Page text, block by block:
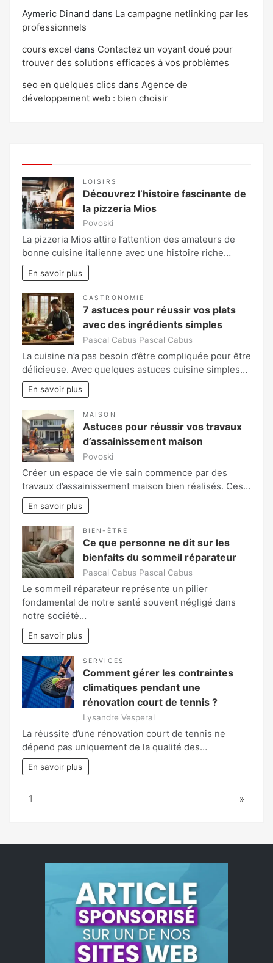
Aymeric Dinand dans La campagne netlinking par les
professionnels
cours excel dans Contactez un voyant doué pour
trouver des solutions efficaces à vos problèmes
seo en quelques clics dans Agence de
développement web : bien choisir
LOISIRS
Découvrez l’histoire fascinante de
la pizzeria Mios
Povoski
La pizzeria Mios attire l’attention des amateurs de
bonne cuisine italienne avec une histoire riche…
En savoir plus
GASTRONOMIE
7 astuces pour réussir vos plats
avec des ingrédients simples
Pascal Cabus Pascal Cabus
La cuisine n’a pas besoin d’être compliquée pour être
délicieuse. Avec quelques astuces cuisine simples…
En savoir plus
MAISON
Astuces pour réussir vos travaux
d’assainissement maison
Povoski
Créer un espace de vie sain commence par des
travaux d’assainissement maison bien réalisés. Ces…
En savoir plus
BIEN-ÊTRE
Ce que personne ne dit sur les
bienfaits du sommeil réparateur
Pascal Cabus Pascal Cabus
Le sommeil réparateur représente un pilier
fondamental de notre santé souvent négligé dans
notre société…
En savoir plus
SERVICES
Comment gérer les contraintes
climatiques pendant une
rénovation court de tennis ?
Lysandre Vesperal
La réussite d’une rénovation court de tennis ne
dépend pas uniquement de la qualité des…
En savoir plus
Page:
1 Next
»